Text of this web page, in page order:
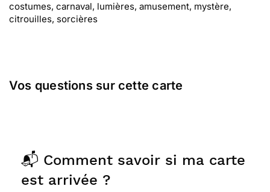
costumes, carnaval, lumières, amusement, mystère,
citrouilles, sorcières
Vos questions sur cette carte
📬 Comment savoir si ma carte
est arrivée ?